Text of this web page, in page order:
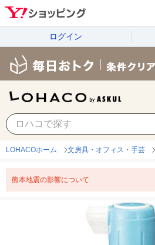
ログイン
LOHACOホーム 文房具・オフィス・手芸
熊本地震の影響について